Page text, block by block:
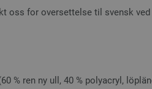
oss for oversettelse til svensk
% ren ny ull, 40 % polyacryl,